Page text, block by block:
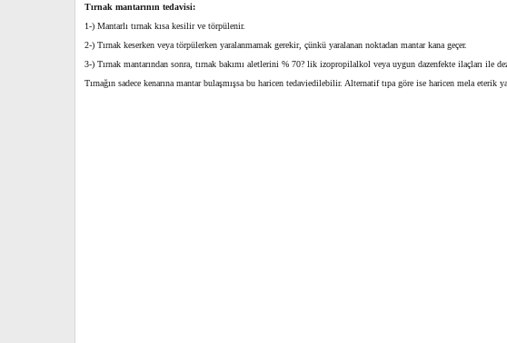
Tırnak mantarının tedavisi:
1-) Mantarlı tırnak kısa kesilir ve törpülenir.
2-) Tırnak keserken veya törpülerken yaralanmamak gerekir, çünkü yaralanan noktadan mantar kana geçer.
3-) Tırnak mantarından sonra, tırnak bakımı aletlerini % 70? lik izopropilalkol veya uygun dazenfekte ilaçları ile
Tırnağın sadece kenarına mantar bulaşmışsa bu haricen tedaviedilebilir. Alternatif tıpa göre ise haricen mela